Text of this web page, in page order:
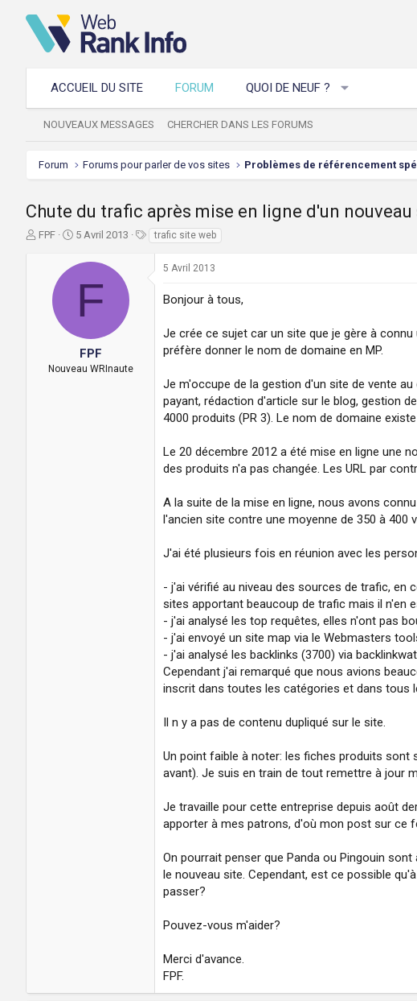
ACCUEIL DU SITE FORUM QUOI DE NEUF ?
NOUVEAUX MESSAGES CHERCHER DANS LES FORUMS
Forum Forums pour parler de vos sites
Chute du trafic après mise en ligne d'un nouveau
A
FPF
D
t
é
b
u
5 Avril 2013 trafic site web
F
FPF
Nouveau WRInaute
5 Avril 2013
Bonjour à tous,
Je crée ce sujet car un site que je gère à
préfère donner le nom de domaine en MP.
Je m'occupe de la gestion d'un site de vente
payant, rédaction d'article sur le blog, gestion
4000 produits (PR 3). Le nom de domaine
Le 20 décembre 2012 a été mise en ligne une
des produits n'a pas changée. Les URL par
A la suite de la mise en ligne, nous avons
l'ancien site contre une moyenne de 350 à 400
J'ai été plusieurs fois en réunion avec les
- j'ai vérifié au niveau des sources de trafic, en
sites apportant beaucoup de trafic mais il n'en
- j'ai analysé les top requêtes, elles n'ont pas
- j'ai envoyé un site map via le Webmasters
- j'ai analysé les backlinks (3700) via
Cependant j'ai remarqué que nous avions
inscrit dans toutes les catégories et dans tous
Il n y a pas de contenu dupliqué sur le site.
Un point faible à noter: les fiches produits
avant). Je suis en train de tout remettre à jour
Je travaille pour cette entreprise depuis août
apporter à mes patrons, d'où mon post sur ce
On pourrait penser que Panda ou Pingouin
le nouveau site. Cependant, est ce possible
passer?
Pouvez-vous m'aider?
Merci d'avance.
FPF.